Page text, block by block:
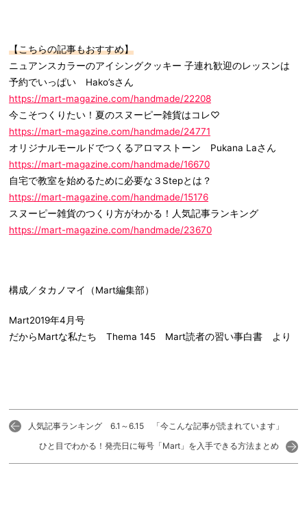
【こちらの記事もおすすめ】
ニュアンスカラーのアイシングクッキー 子連れ歓迎のレッスンは
予約でいっぱい Hako’sさん
https://mart-magazine.com/handmade/22208
今こそつくりたい！夏のスヌーピー雑貨はコレ♡
https://mart-magazine.com/handmade/24771
オリジナルモールドでつくるアロマストーン Pukana Laさん
https://mart-magazine.com/handmade/16670
自宅で教室を始めるために必要な３Stepとは？
https://mart-magazine.com/handmade/15176
スヌーピー雑貨のつくり方がわかる！人気記事ランキング
https://mart-magazine.com/handmade/23670
構成／タカノマイ（Mart編集部）
Mart2019年4月号
だからMartな私たち Thema 145 Mart読者の習い事白書 より
人気記事ランキング 6.1～6.15 「今こんな記事が読まれています」
ひと目でわかる！発売日に毎号「Mart」を入手できる方法まとめ